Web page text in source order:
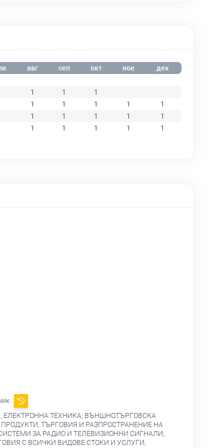
авг сеп окт ное дек
1 1
1
1 1 1 1
1
1 1 1 1
1
1 1 1 1 1
ТЕХНИКА; ВЪНШНОТЪРГОВСКА
ТЪРГОВИЯ И РАЗПРОСТРАНЕНИЕ НА
ЗА РАДИО И ТЕЛЕВИЗИОННИ СИГНАЛИ;
С ВСИЧКИ ВИДОВЕ СТОКИ И УСЛУГИ,